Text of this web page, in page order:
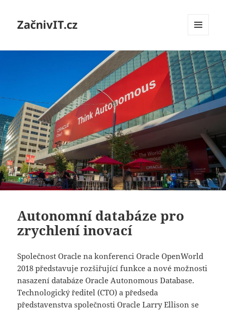
ZačnivIT.cz
WIDGETY
Autonomní databáze pro
zrychlení inovací
Společnost Oracle na konferenci Oracle OpenWorld
2018 představuje rozšiřující funkce a nové možnosti
nasazení databáze Oracle Autonomous Database.
Technologický ředitel (CTO) a předseda
představenstva společnosti Oracle Larry Ellison se